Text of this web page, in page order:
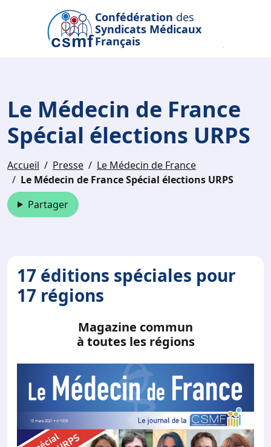
Passer au contenu principal
Confédération des
Syndicats Médicaux
Français
Le Médecin de France
Spécial élections URPS
Accueil Presse
Le Médecin de France
Le Médecin de France Spécial élections URPS
Partager
17 éditions spéciales pour
17 régions
Magazine commun
à toutes les régions